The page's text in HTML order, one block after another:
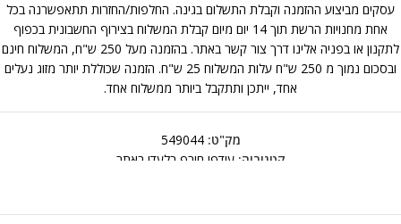
עסקים מביצוע ההזמנה וקבלת התשלום בגינה. החלפות/החזרות תתאפשרנה בכל
אחת מחנויות הרשת תוך 14 יום מיום קבלת המשלוח בצירוף החשבונית בכפוף
לתקנון או בפניה אלינו דרך צור קשר באתר. בהזמנה מעל 250 ש"ח, המשלוח חינם
ובסכום נמוך מ 250 ש"ח עלות המשלוח 25 ש"ח. הזמנה שכוללת יותר מזוג נעלים
אחד, ייתכן ותתקבל ביותר ממשלוח אחד.
מק"ט:549044
קטגוריה: עודפי חורף בלעדי באתר